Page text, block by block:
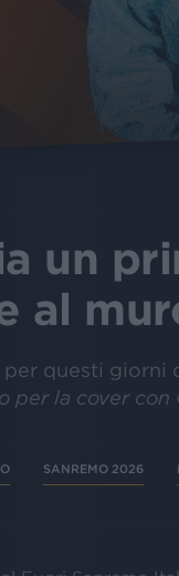
un
al
questi giorni
per la cover con
SANREMO 2026